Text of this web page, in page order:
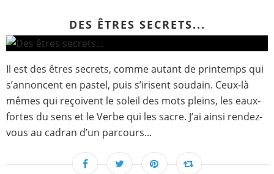
DES ÊTRES SECRETS...
Il est des êtres secrets, comme autant de printemps qui
s’annoncent en pastel, puis s’irisent soudain. Ceux-là
mêmes qui reçoivent le soleil des mots pleins, les eaux-
fortes du sens et le Verbe qui les sacre. J’ai ainsi rendez-
vous au cadran d’un parcours...